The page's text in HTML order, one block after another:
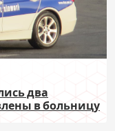
два
в больницу